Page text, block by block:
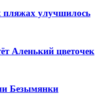
пляжах улучшилось
Аленький цветочек
Безымянки